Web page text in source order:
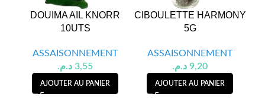
DOUIMA AIL KNORR
10UTS
ASSAISONNEMENT
3,55 د.م.
AJOUTER AU PANIER
CIBOULETTE HARMONY
5G
ASSAISONNEMENT
9,20 د.م.
AJOUTER AU PANIER